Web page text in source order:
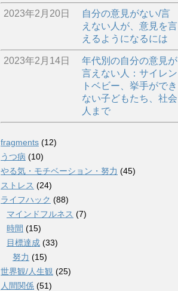
2023年2月20日
自分の意見がない/言
えない人が、意見を言
えるようになるには
2023年2月14日
年代別の自分の意見が
言えない人：サイレン
トベビー、挙手ができ
ない子どもたち、社会
人まで
fragments (12)
うつ病 (10)
やる気・モチベーション・努力 (45)
ストレス (24)
ライフハック (88)
マインドフルネス (7)
時間 (15)
目標達成 (33)
努力 (15)
世界観/人生観 (25)
人間関係 (51)